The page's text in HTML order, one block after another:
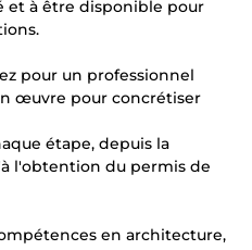
et à être disponible pour
pour un professionnel
œuvre pour concrétiser
étape, depuis la
l'obtention du permis de
en architecture,